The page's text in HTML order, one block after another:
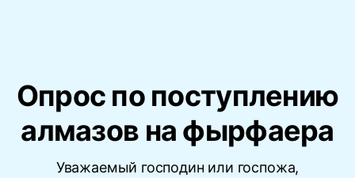
Опрос по поступлению
алмазов на фырфаера
Уважаемый господин или госпожа,